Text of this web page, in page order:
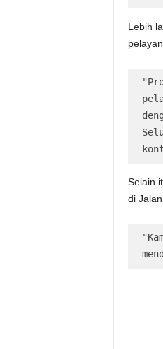
Lebih
Selain
di